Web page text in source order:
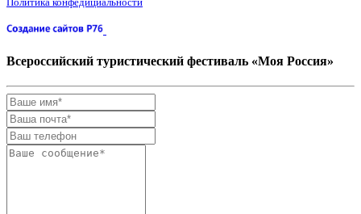
Всероссийский туристический фестиваль «Моя Россия»